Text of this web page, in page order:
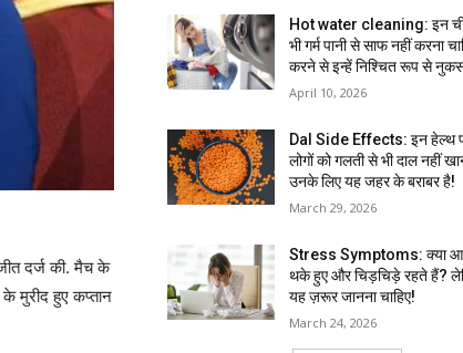
दर्ज की. मैच के
मुरीद हुए कप्तान
Hot water cleaning: इन
भी गर्म पानी से साफ नहीं करना
करने से इन्हें निश्चित रूप से
April 10, 2026
Dal Side Effects: इन हेल्थ
लोगों को गलती से भी दाल नहीं
उनके लिए यह जहर के बराबर है!
March 29, 2026
Stress Symptoms: क्या
थके हुए और चिड़चिड़े रहते हैं?
यह ज़रूर जानना चाहिए!
March 24, 2026